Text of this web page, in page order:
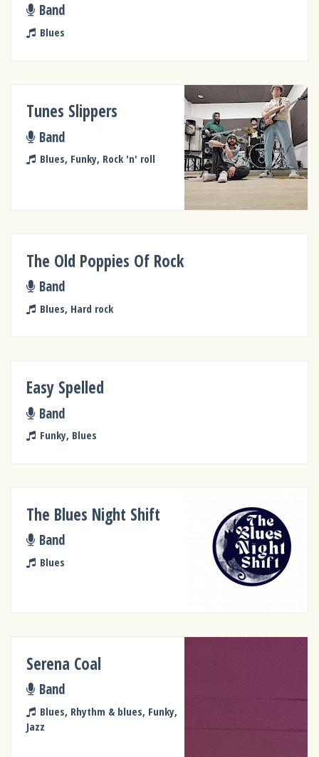
Band
Blues
Tunes Slippers
Band
Blues, Funky, Rock 'n' roll
The Old Poppies Of Rock
Band
Blues, Hard rock
Easy Spelled
Band
Funky, Blues
The Blues Night Shift
Band
Blues
Serena Coal
Band
Blues, Rhythm & blues, Funky,
Jazz